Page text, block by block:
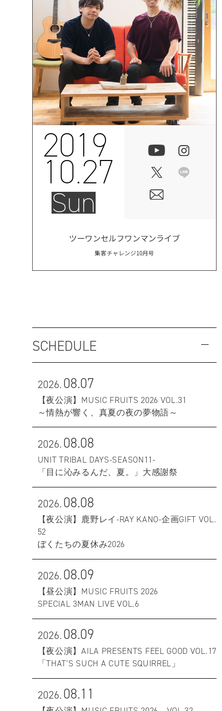
2019
10.27
Sun
ツーワンセルフワンマンライブ
集客チャレンジ10月号
SCHEDULE
2026.08.07
【夜公演】MUSIC FRUITS 2026 VOL.31
～情熱が響く、真夏の夜の夢物語～
2026.08.08
UNIT TRIBAL DAYS-SEASON11-
「目に沁みるんだ、夏。」大感謝祭
2026.08.08
【夜公演】鹿野レイ-RAY KANO-企画GIFT VOL.
52
ぼくたちの夏休み2026
2026.08.09
【昼公演】MUSIC FRUITS 2026
SPECIAL 3MAN LIVE VOL.6
2026.08.09
【夜公演】AILA PRESENTS FEEL GOOD VOL.17
「THAT'S SUCH A CUTE SQUIRREL」
2026.08.11